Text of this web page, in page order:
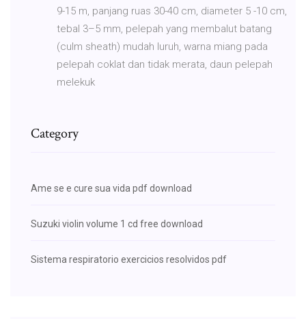
9-15 m, panjang ruas 30-40 cm, diameter 5 -10 cm,
tebal 3–5 mm, pelepah yang membalut batang
(culm sheath) mudah luruh, warna miang pada
pelepah coklat dan tidak merata, daun pelepah
melekuk
Category
Ame se e cure sua vida pdf download
Suzuki violin volume 1 cd free download
Sistema respiratorio exercicios resolvidos pdf